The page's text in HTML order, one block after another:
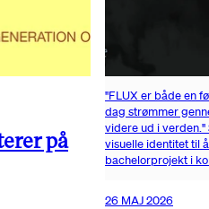
på
"FLUX er både en
dag strømmer
videre ud i verden."
visuelle identitet til
bachelorprojekt i
26 MAJ 2026